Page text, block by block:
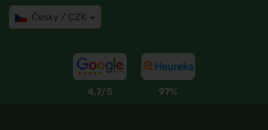
Česky / CZK
4,7/5 97%